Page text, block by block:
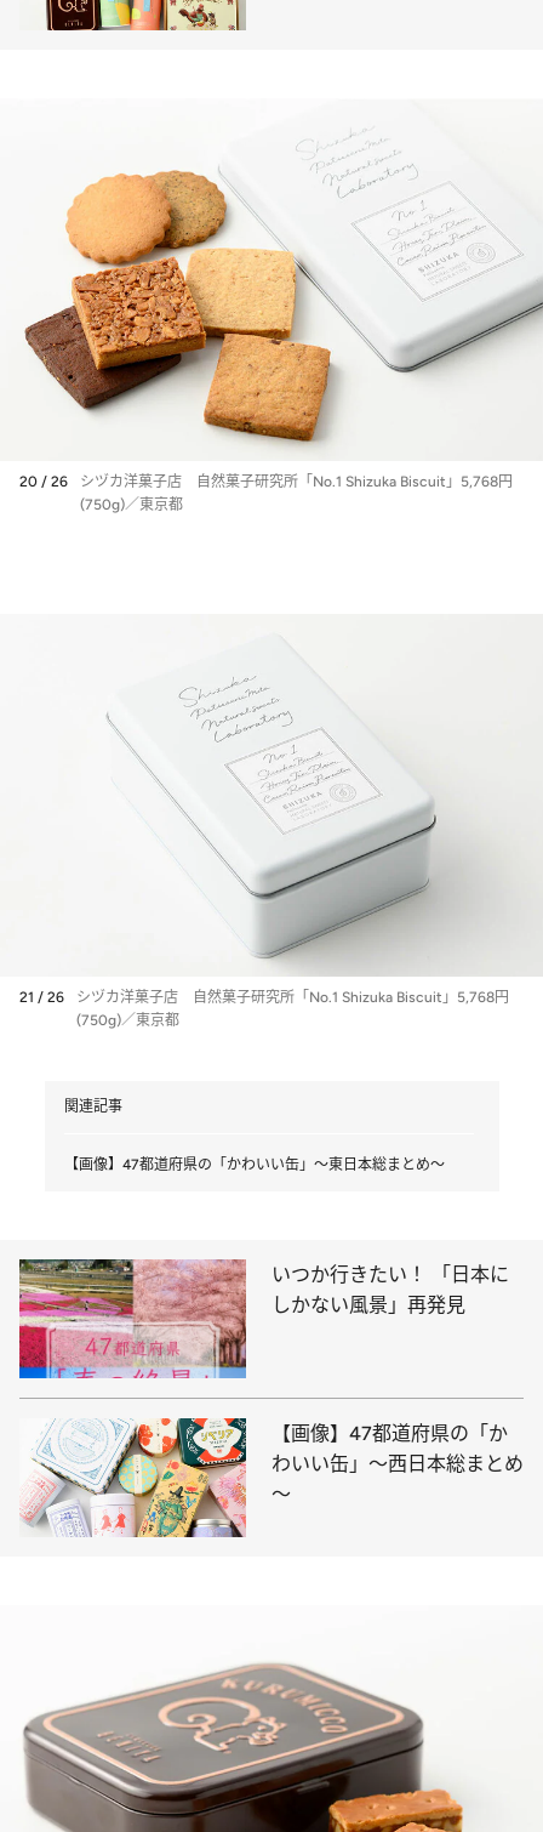
20 / 26
シヅカ洋菓子店 自然菓子研究所「No.1 Shizuka Biscuit」5,768円
(750g)／東京都
21 / 26
シヅカ洋菓子店 自然菓子研究所「No.1 Shizuka Biscuit」5,768円
(750g)／東京都
関連記事
【画像】47都道府県の「かわいい缶」～東日本総まとめ～
いつか行きたい！ 「日本に
しかない風景」再発見
【画像】47都道府県の「か
わいい缶」～西日本総まとめ
～